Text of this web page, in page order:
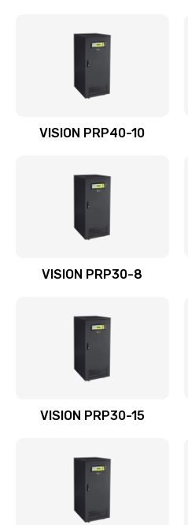
VISION PRP40-10
VISION PRP30-8
VISION PRP30-15